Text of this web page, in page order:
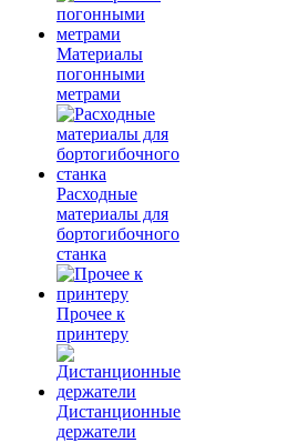
Материалы
погонными
метрами
Расходные
материалы для
бортогибочного
станка
Прочее к
принтеру
Дистанционные
держатели